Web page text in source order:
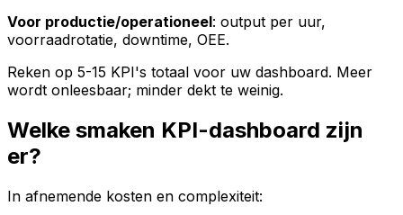
Voor productie/operationeel: output per uur,
voorraadrotatie, downtime, OEE.
Reken op 5-15 KPI's totaal voor uw dashboard. Meer
wordt onleesbaar; minder dekt te weinig.
Welke smaken KPI-dashboard zijn
er?
In afnemende kosten en complexiteit: